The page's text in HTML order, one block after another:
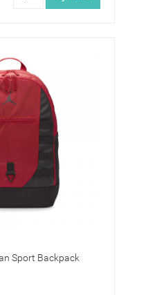
Sport Backpack